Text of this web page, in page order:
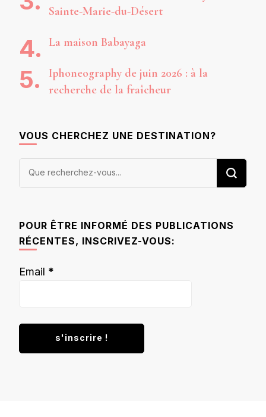
Sainte-Marie-du-Désert
La maison Babayaga
Iphoneography de juin 2026 : à la
recherche de la fraîcheur
VOUS CHERCHEZ UNE DESTINATION?
Vous
POUR ÊTRE INFORMÉ DES PUBLICATIONS
RÉCENTES, INSCRIVEZ-VOUS:
Email *